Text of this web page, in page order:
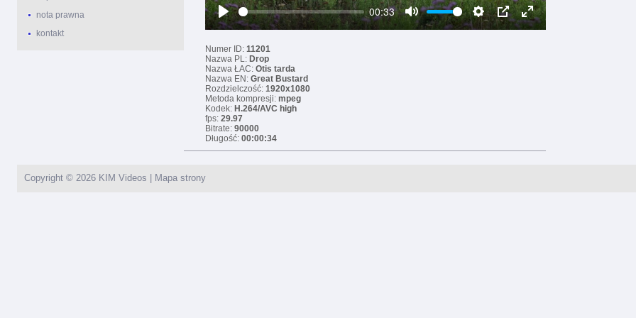
nota prawna
kontakt
Play
00:33
Mute SettingsPIP
Enter
Numer ID: 11201
Nazwa PL: Drop
Nazwa ŁAC: Otis tarda
Nazwa EN: Great Bustard
Rozdzielczość: 1920x1080
Metoda kompresji: mpeg
Kodek: H.264/AVC high
fps: 29.97
Bitrate: 90000
Długość: 00:00:34
Copyright © 2026 KIM Videos Mapa strony